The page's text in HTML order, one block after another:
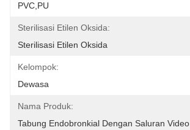
PVC,PU
Sterilisasi Etilen Oksida:
Sterilisasi Etilen Oksida
Kelompok:
Dewasa
Nama Produk:
Tabung Endobronkial Dengan Saluran Video